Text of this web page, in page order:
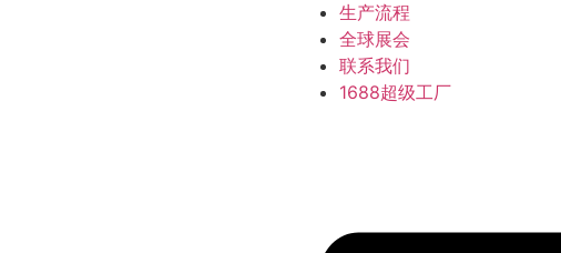
生产流程
全球展会
联系我们
1688超级工厂